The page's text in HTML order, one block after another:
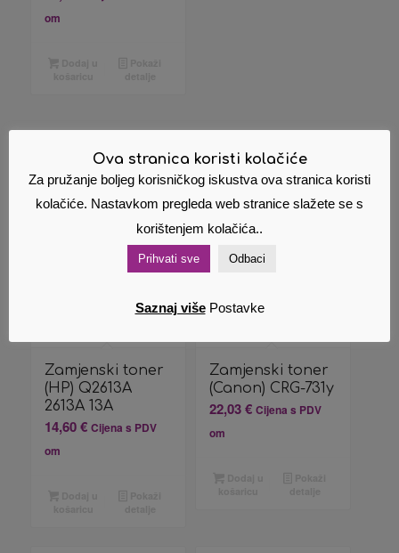
om
Povezani proizvodi
Zamjenski toner
(HP) Q2613A
2613A 13A
14,60€ Cijena s PDV
om
Zamjenski toner
(Canon) CRG-731y
22,03€ Cijena s PDV
om
Ova stranica koristi kolačiće
Za pružanje boljeg korisničkog iskustva ova stranica koristi
kolačiće. Nastavkom pregleda web stranice slažete se s
korištenjem kolačića..
Prihvati sve Odbaci
Saznaj više Postavke